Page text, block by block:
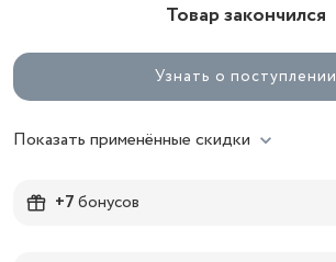
Товар закончился
Узнать о поступлении
Показать применённые скидки
+7бонусов